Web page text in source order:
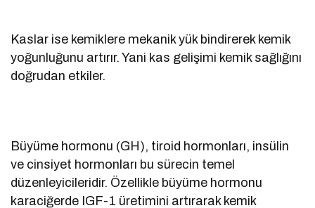
Kaslar ise kemiklere mekanik yük bindirerek kemik
yoğunluğunu artırır. Yani kas gelişimi kemik sağlığını
doğrudan etkiler.
Büyüme hormonu (GH), tiroid hormonları, insülin
ve cinsiyet hormonları bu sürecin temel
düzenleyicileridir. Özellikle büyüme hormonu
karaciğerde IGF-1 üretimini artırarak kemik